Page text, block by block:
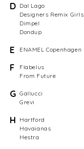
D Dal Lago
Designers Remix Girls
Dimpel
Dondup
E ENAMEL Copenhagen
F
Flabelus
From Future
G Gallucci
Grevi
H Hartford
Havaianas
Hestra